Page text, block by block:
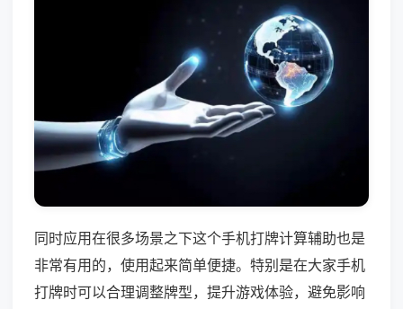
同时应用在很多场景之下这个手机打牌计算辅助也是
非常有用的，使用起来简单便捷。特别是在大家手机
打牌时可以合理调整牌型，提升游戏体验，避免影响